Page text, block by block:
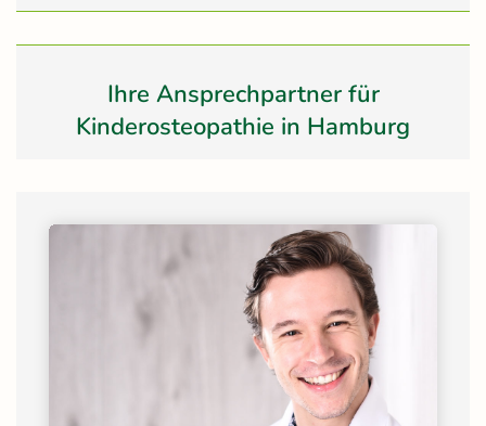
Ihre Ansprechpartner für
Kinderosteopathie in Hamburg